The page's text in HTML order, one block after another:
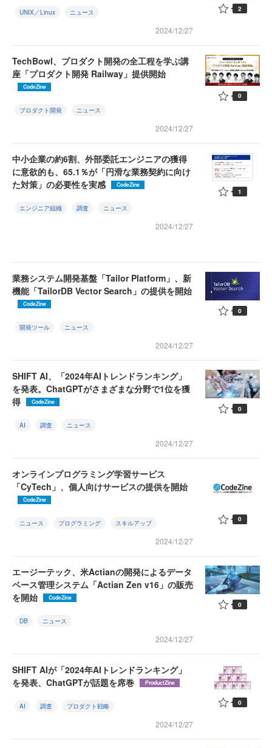
UNIX／Linux ニュース
2024/12/27
2
TechBowl、プロダクト開発の全工程を学ぶ講
座「プロダクト開発 Railway」提供開始
CodeZine
プロダクト開発 ニュース
2024/12/27
0
中小企業の約6割、外部委託エンジニアの獲得
に意欲的も、65.1％が「円滑な業務契約に向け
た対策」の必要性を実感
CodeZine
エンジニア組織 調査 ニュース
2024/12/27
1
業務システム開発基盤「Tailor Platform」、新
機能「TailorDB Vector Search」の提供を開始
CodeZine
開発ツール ニュース
2024/12/27
0
SHIFT AI、「2024年AIトレンドランキング」
を発表。ChatGPTがさまざまな分野で1位を獲
得
CodeZine
AI 調査 ニュース
2024/12/27
0
オンラインプログラミング学習サービス
「CyTech」、個人向けサービスの提供を開始
CodeZine
ニュース プログラミング スキルアップ
2024/12/27
0
エージーテック、米Actianの開発によるデータ
ベース管理システム「Actian Zen v16」の販売
を開始
CodeZine
DB ニュース
2024/12/27
0
SHIFT AIが「2024年AIトレンドランキング」
を発表、ChatGPTが話題を席巻
ProductZine
AI 調査 プロダクト戦略
2024/12/27
0